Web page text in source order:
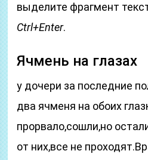
выделите фрагмент
Ctrl+Enter.
Ячмень на глазах
у дочери за последние
два ячменя на обоих
прорвало,сошли,но
от них,все не